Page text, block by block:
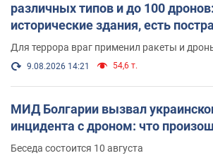
различных типов и до 100
исторические здания, есть
и видео
Для террора враг применил ракеты и
9.08.2026 14:21 54,6 т.
МИД Болгарии вызвал
инцидента с дроном: что
Беседа состоится 10 августа